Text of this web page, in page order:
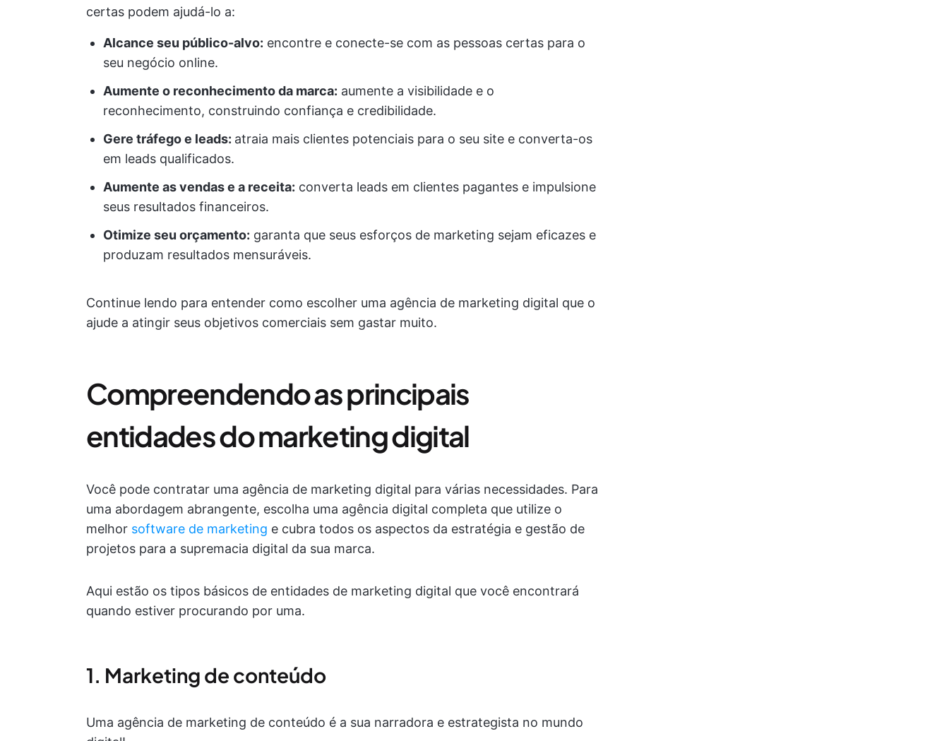
certas podem ajudá-lo a:
Alcance seu público-alvo: encontre e conecte-se com as pessoas certas para o
seu negócio online.
Aumente o reconhecimento da marca: aumente a visibilidade e o
reconhecimento, construindo confiança e credibilidade.
Gere tráfego e leads: atraia mais clientes potenciais para o seu site e converta-os
em leads qualificados.
Aumente as vendas e a receita: converta leads em clientes pagantes e impulsione
seus resultados financeiros.
Otimize seu orçamento: garanta que seus esforços de marketing sejam eficazes e
produzam resultados mensuráveis.
Continue lendo para entender como escolher uma agência de marketing digital que o
ajude a atingir seus objetivos comerciais sem gastar muito.
Compreendendo as principais
entidades do marketing digital
Você pode contratar uma agência de marketing digital para várias necessidades. Para
uma abordagem abrangente, escolha uma agência digital completa que utilize o
melhor software de marketing e cubra todos os aspectos da estratégia e gestão de
projetos para a supremacia digital da sua marca.
Aqui estão os tipos básicos de entidades de marketing digital que você encontrará
quando estiver procurando por uma.
1. Marketing de conteúdo
Uma agência de marketing de conteúdo é a sua narradora e estrategista no mundo